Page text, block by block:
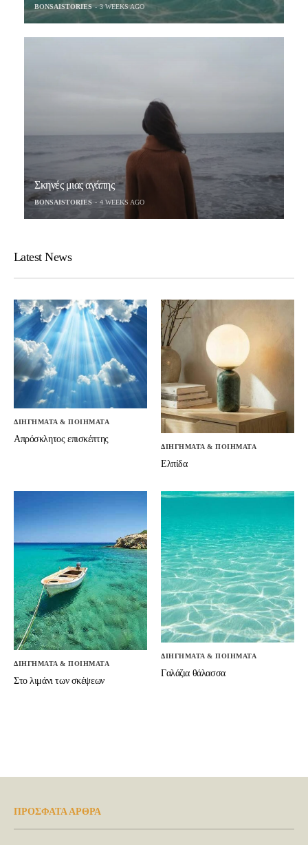
BONSAISTORIES 3 WEEKS AGO
Σκηνές μιας αγάπης
BONSAISTORIES 4 WEEKS AGO
Latest News
ΔΙΗΓΗΜΑΤΑ & ΠΟΙΗΜΑΤΑ
Απρόσκλητος επισκέπτης
ΔΙΗΓΗΜΑΤΑ & ΠΟΙΗΜΑΤΑ
Ελπίδα
ΔΙΗΓΗΜΑΤΑ & ΠΟΙΗΜΑΤΑ
Στο λιμάνι των σκέψεων
ΔΙΗΓΗΜΑΤΑ & ΠΟΙΗΜΑΤΑ
Γαλάζια θάλασσα
ΠΡΟΣΦΑΤΑ ΑΡΘΡΑ